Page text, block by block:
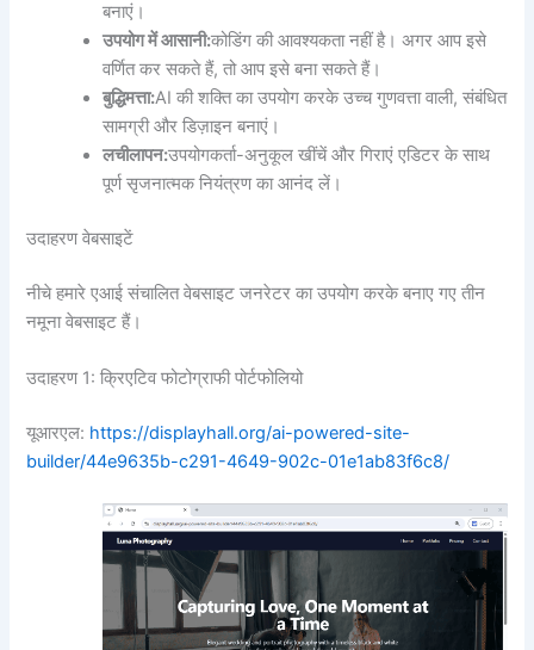
बनाएं।
उपयोग में आसानी:कोडिंग की आवश्यकता नहीं है। अगर आप इसे
वर्णित कर सकते हैं, तो आप इसे बना सकते हैं।
बुद्धिमत्ता:AI की शक्ति का उपयोग करके उच्च गुणवत्ता वाली, संबंधित
सामग्री और डिज़ाइन बनाएं।
लचीलापन:उपयोगकर्ता-अनुकूल खींचें और गिराएं एडिटर के साथ
पूर्ण सृजनात्मक नियंत्रण का आनंद लें।
उदाहरण वेबसाइटें
नीचे हमारे एआई संचालित वेबसाइट जनरेटर का उपयोग करके बनाए गए तीन
नमूना वेबसाइट हैं।
उदाहरण 1: क्रिएटिव फोटोग्राफी पोर्टफोलियो
यूआरएल: https://displayhall.org/ai-powered-site-
builder/44e9635b-c291-4649-902c-01e1ab83f6c8/